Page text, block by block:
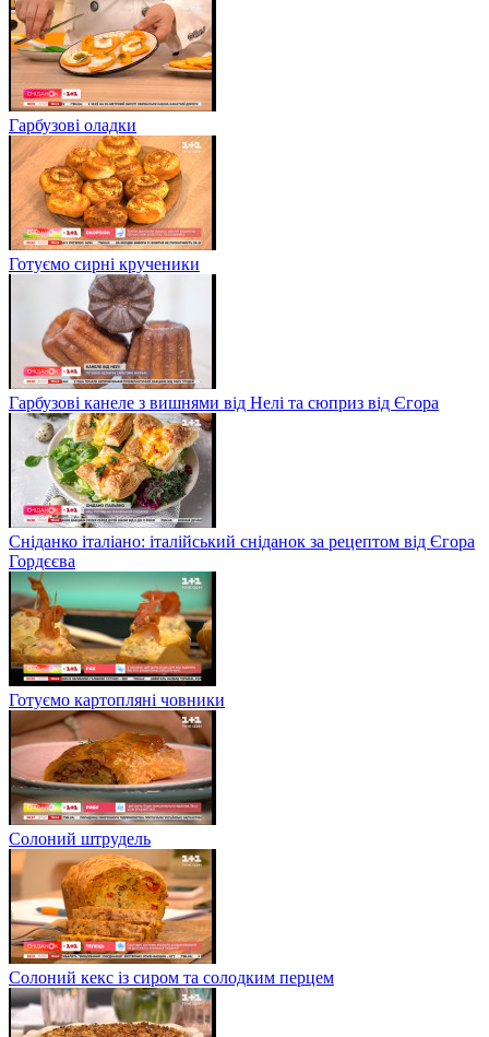
Гарбузові оладки
Готуємо сирні крученики
Гарбузові канеле з вишнями від Нелі та сюприз від Єгора
Сніданко італіано: італійський сніданок за рецептом від Єгора
Гордєєва
Готуємо картопляні човники
Солоний штрудель
Солоний кекс із сиром та солодким перцем